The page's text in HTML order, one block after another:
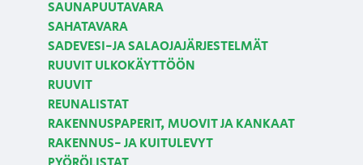
SAUNAPUUTAVARA
SAHATAVARA
SADEVESI-JA SALAOJAJÄRJESTELMÄT
RUUVIT ULKOKÄYTTÖÖN
RUUVIT
REUNALISTAT
RAKENNUSPAPERIT, MUOVIT JA KANKAAT
RAKENNUS- JA KUITULEVYT